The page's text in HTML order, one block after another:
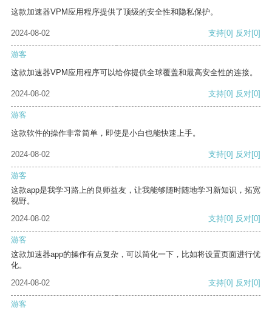
这款加速器VPM应用程序提供了顶级的安全性和隐私保护。
2024-08-02 支持[0] 反对[0]
游客
这款加速器VPM应用程序可以给你提供全球覆盖和最高安全性的连接。
2024-08-02 支持[0] 反对[0]
游客
这款软件的操作非常简单，即使是小白也能快速上手。
2024-08-02 支持[0] 反对[0]
游客
这款app是我学习路上的良师益友，让我能够随时随地学习新知识，拓宽
视野。
2024-08-02
支持[0] 反对[0]
游客
这款加速器app的操作有点复杂，可以简化一下，比如将设置页面进行优
化。
2024-08-02
支持[0] 反对[0]
游客